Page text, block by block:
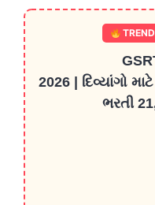
GSRTC
2026 | દિવ્યાંગો
ભરતી